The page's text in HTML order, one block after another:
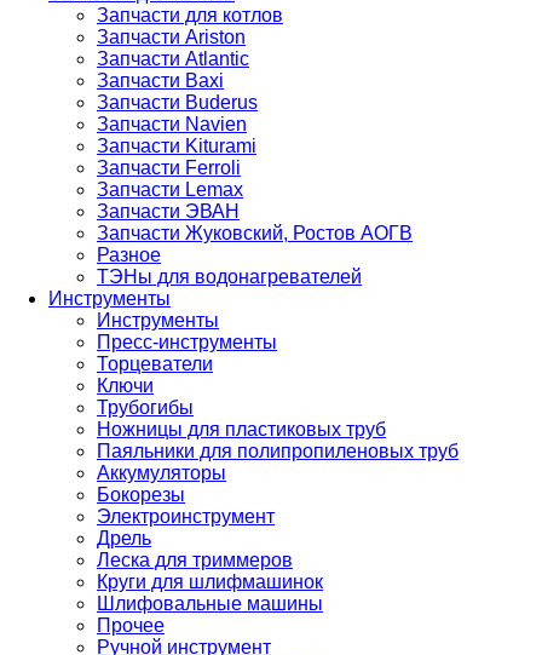
Запчасти для котлов
Запчасти Ariston
Запчасти Atlantic
Запчасти Baxi
Запчасти Buderus
Запчасти Navien
Запчасти Kiturami
Запчасти Ferroli
Запчасти Lemax
Запчасти ЭВАН
Запчасти Жуковский, Ростов АОГВ
Разное
ТЭНы для водонагревателей
Инструменты
Инструменты
Пресс-инструменты
Торцеватели
Ключи
Трубогибы
Ножницы для пластиковых труб
Паяльники для полипропиленовых труб
Аккумуляторы
Бокорезы
Электроинструмент
Дрель
Леска для триммеров
Круги для шлифмашинок
Шлифовальные машины
Прочее
Ручной инструмент